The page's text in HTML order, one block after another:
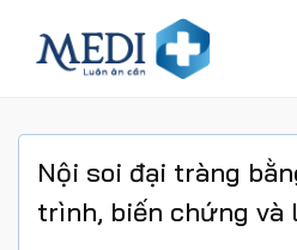
Nội soi đại tràng
trình, biến chứng và